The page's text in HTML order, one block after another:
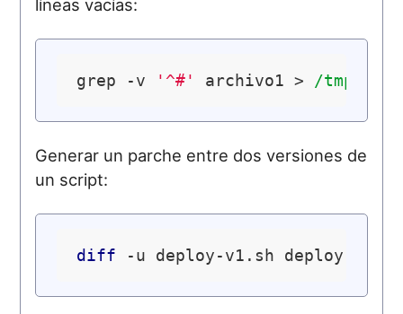
líneas vacías:
grep -v '^#' archivo1 > /tmp/
Generar un parche entre dos versiones de
un script:
diff